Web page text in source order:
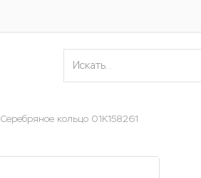
Серебряное кольцо 01К158261